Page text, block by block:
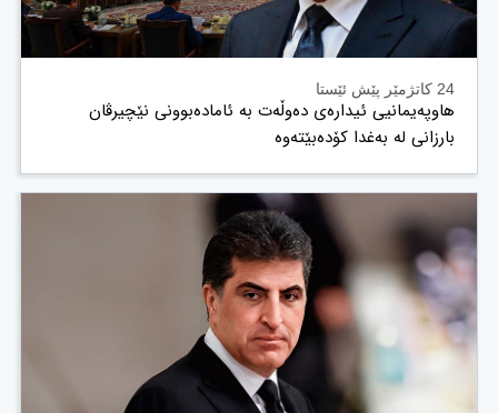
24 کاتژمێر پێش ئێستا
هاوپەیمانیی ئیدارەی دەوڵەت بە ئامادەبوونی نێچیرڤان
بارزانی لە بەغدا کۆدەبێتەوە